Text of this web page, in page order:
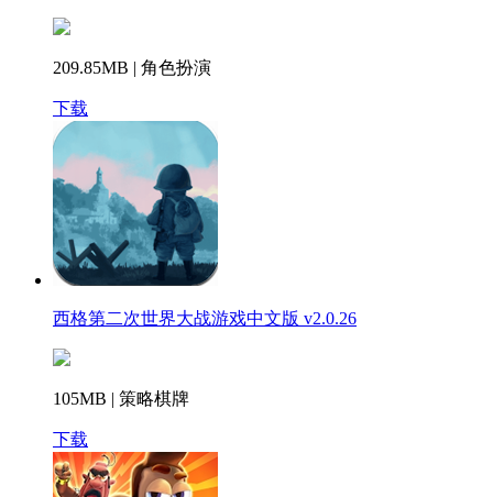
209.85MB | 角色扮演
下载
西格第二次世界大战游戏中文版 v2.0.26
105MB | 策略棋牌
下载